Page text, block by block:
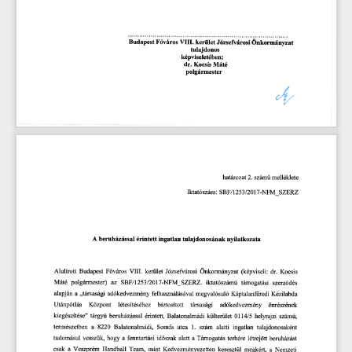
Budapest Főváros VIII. kerület Józsefvárosi
  Önkormányzat
tulajdonos
képviseletében:
dr. Kocsis Máté
polgármester
határozat 2. számú melléklete
Iktatószám:
  SBF/1253/2017-NFM_SZERZ
A beruházással
  érintett
ingatlan tulajdonosának
  nyilatkozata
Alulírott
  Budapest
  Főváros
  VIII.
  kerület
  Józsefvárosi
  Önkormányzat
  (képviseli:
  dr.
  Kocsis
Máté
  polgármester)
   az
   SBF/1253/2017-NFM
   SZERZ.
   iktatószámú
   támogatási
   szerződés
alapján
  a  „társasági
  adókedvezmény
  felhasználásával
megvalósuló
  Káptalanfiiredi
  Kézilabda
Utánpótlás
    Központ
     létesítéséhez
    biztosított
    társasági
     adókedvezmény
     önrészének
kiegészítése"
  tárgyú
  beruházással
  érintett,
  Balatonalmádi
  külterület
  0114/5
  helyrajzi
  számú,
természetben
  a
  8220
  Balatonalmádi,
   Somfa
  utca
   1.
  szám
  alatti
  ingatlan
  tulajdonosaként
tudomásul
  vesszük,
  hogy
  a  fenntartási
  időszak
  alatt
  a  Támogatás
  terhére
  létrejött
  beruházást
csak
  a  Veszprém
  Handball
  Team,
  mint
  Kedvezményezetten
  keresztül
  megkért,
  a  Nemzeti